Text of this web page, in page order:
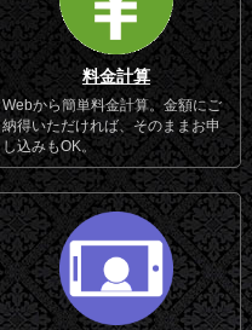
料金計算
Webから簡単料金計算。金額にご
納得いただければ、そのままお申
し込みもOK。